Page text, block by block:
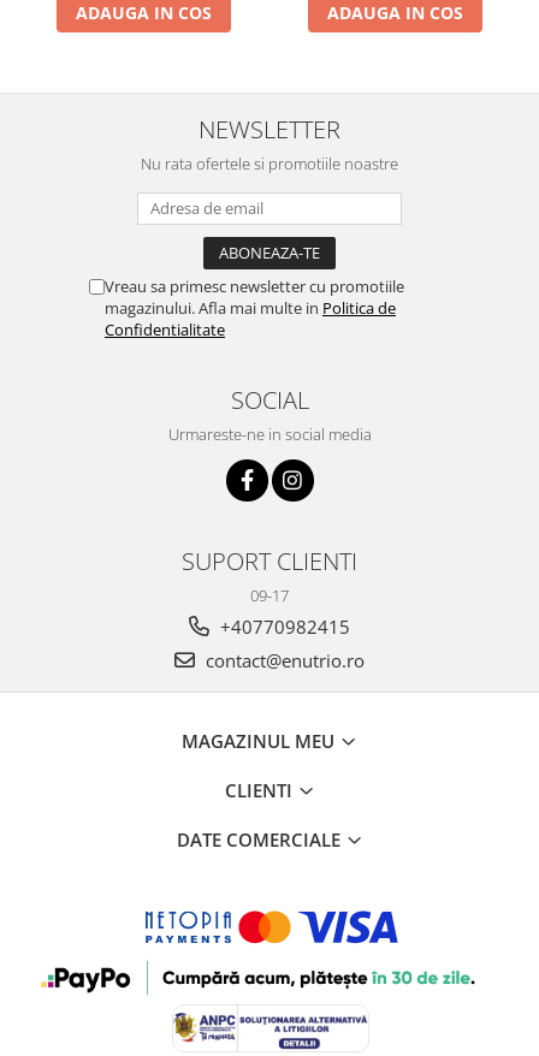
ADAUGA IN COS ADAUGA IN COS
NEWSLETTER
Nu rata ofertele si promotiile noastre
Vreau sa primesc newsletter cu promotiile
magazinului. Afla mai multe in Politica de
Confidentialitate
SOCIAL
Urmareste-ne in social media
SUPORT CLIENTI
09-17
+40770982415
contact@enutrio.ro
MAGAZINUL MEU
CLIENTI
DATE COMERCIALE